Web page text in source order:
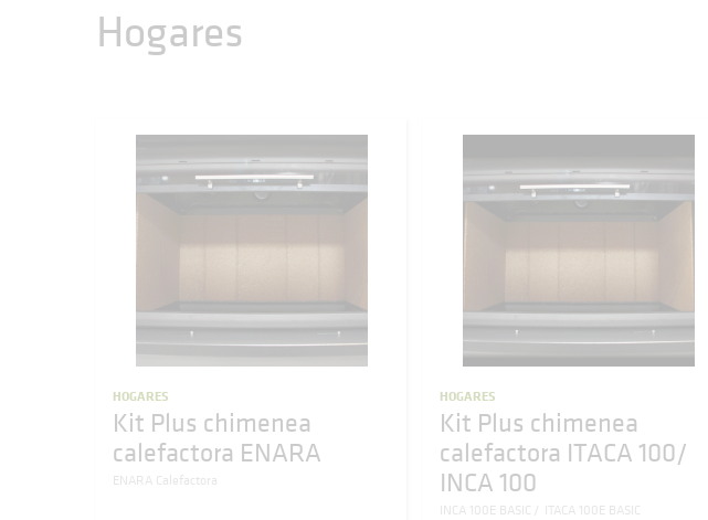
Hogares
HOGARES
Kit Plus chimenea
calefactora ENARA
ENARA Calefactora
HOGARES
Kit Plus chimenea
calefactora ITACA 100/
INCA 100
INCA 100E BASIC ITACA 100E BASIC